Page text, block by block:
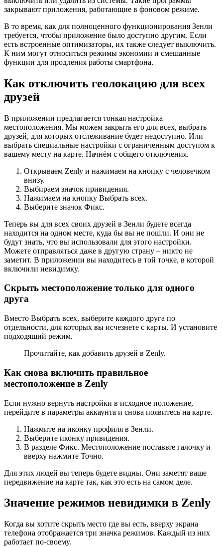
закрывают приложения, работающие в фоновом режиме.
В то время, как для полноценного функционирования Зенли
требуется, чтобы приложение было доступно другим. Если
есть встроенные оптимизаторы, их также следует выключить.
К ним могут относиться режимы экономии и смешанные
функции для продления работы смартфона.
Как отключить геолокацию для всех
друзей
В приложении предлагается тонкая настройка
местоположения. Мы можем закрыть его для всех, выбрать
друзей, для которых отслеживание будет недоступно. Или
выбрать специальные настройки с ограниченным доступом к
вашему месту на карте. Начнём с общего отключения.
Открываем Zenly и нажимаем на кнопку с человечком
внизу.
Выбираем значок привидения.
Нажимаем на кнопку Выбрать всех.
Выберите значок Фикс.
Теперь вы для всех своих друзей в Зенли будете всегда
находится на одном месте, куда бы вы не пошли. И они не
будут знать, что вы использовали для этого настройки.
Можете отправляться даже в другую страну – никто не
заметит. В приложении вы находитесь в той точке, в которой
включили невидимку.
Скрыть местоположение только для одного
друга
Вместо Выбрать всех, выберите каждого друга по
отдельности, для которых вы исчезнете с карты. И установите
подходящий режим.
Прочитайте, как добавить друзей в Zenly.
Как снова включить правильное
местоположение в Zenly
Если нужно вернуть настройки в исходное положение,
перейдите в параметры аккаунта и снова появитесь на карте.
Нажмите на иконку профиля в Зенли.
Выберите иконку привидения.
В разделе Фикс. Местоположение поставьте галочку и
вверху нажмите Точно.
Для этих людей вы теперь будете видны. Они заметят ваше
передвижение на карте так, как это есть на самом деле.
Значение режимов невидимки в Zenly
Когда вы хотите скрыть место где вы есть, вверху экрана
телефона отображается три значка режимов. Каждый из них
работает по-своему.